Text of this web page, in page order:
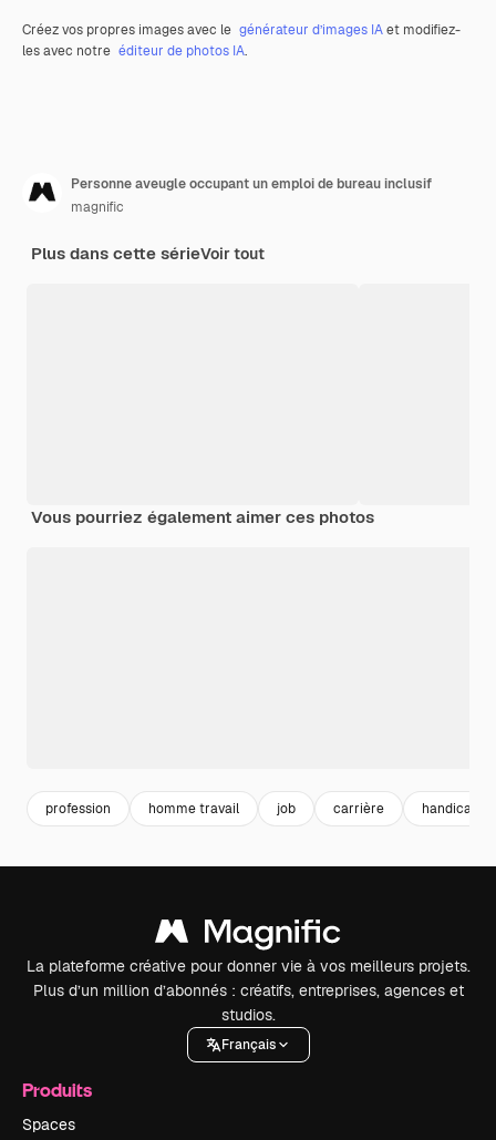
Créez vos propres images avec le générateur d’images IAet modifiez-
les avec notre éditeur de photos IA.
Personne aveugle occupant un emploi de bureau inclusif
magnific
Plus dans cette sérieVoir tout
Vous pourriez également aimer ces photos
profession homme travail job carrière handicap
La plateforme créative pour donner vie à vos meilleurs projets.
Plus d’un million d’abonnés : créatifs, entreprises, agences et
studios.
Français
Produits
Spaces